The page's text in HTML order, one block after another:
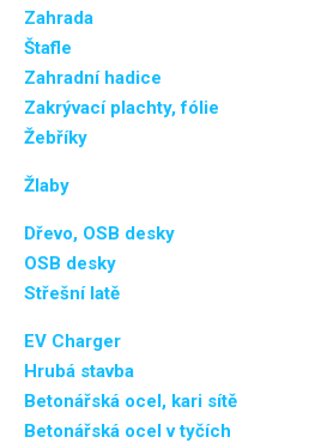
Zahrada
Štafle
Zahradní hadice
Zakrývací plachty, fólie
Žebříky
Žlaby
Dřevo, OSB desky
OSB desky
Střešní latě
EV Charger
Hrubá stavba
Betonářská ocel, kari sítě
Betonářská ocel v tyčích